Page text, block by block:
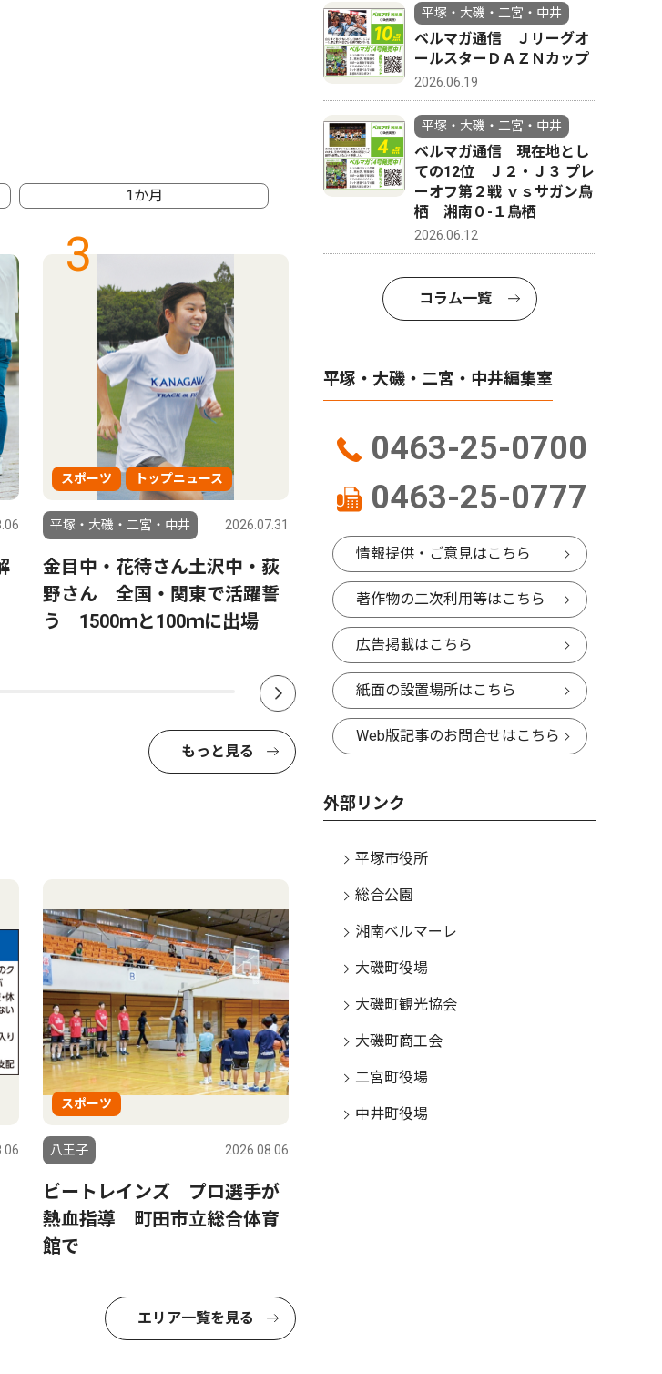
1か月
3
スポーツ トップニュース
平塚・大磯・二宮・中井 2026.07.31
金目中・花待さん土沢中・荻
野さん 全国・関東で活躍誓
う 1500ｍと100ｍに出場
4
平塚地区警察官友の会 石崎
氏が退任 尾上氏が新会長
湘南平塚
は７月23
もっと見る
スポーツ
八王子 2026.08.06
ビートレインズ プロ選手が
熱血指導 町田市立総合体育
館で
エリア一覧を見る
平塚・大磯・二宮・中井
ベルマガ通信 Ｊリーグオ
ールスターＤＡＺＮカップ
2026.06.19
平塚・大磯・二宮・中井
ベルマガ通信 現在地とし
ての12位 Ｊ２・Ｊ３ プレ
ーオフ第２戦 ｖｓサガン鳥
栖 湘南０-１鳥栖
2026.06.12
コラム一覧
平塚・大磯・二宮・中井編集室
0463-25-0700
0463-25-0777
情報提供・ご意見はこちら
著作物の二次利用等はこちら
広告掲載はこちら
紙面の設置場所はこちら
Web版記事のお問合せはこちら
外部リンク
平塚市役所
総合公園
湘南ベルマーレ
大磯町役場
大磯町観光協会
大磯町商工会
二宮町役場
中井町役場